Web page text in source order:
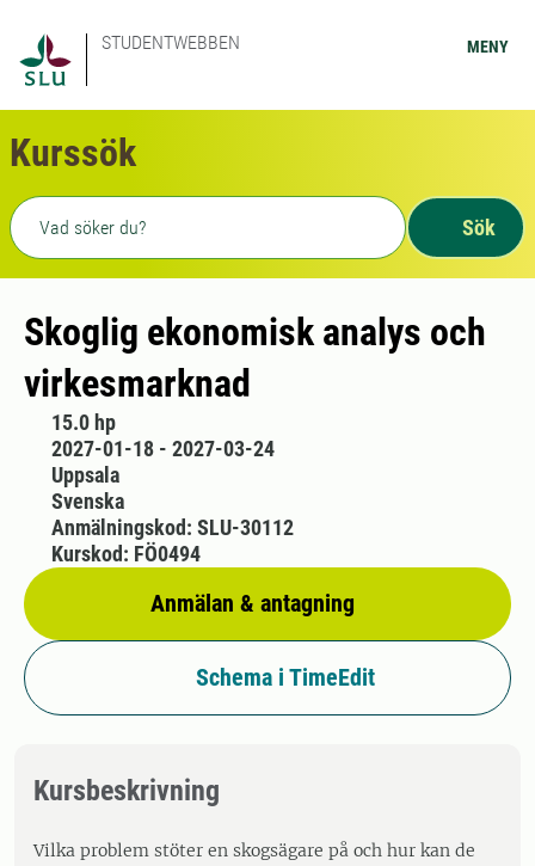
STUDENTWEBBEN MENY
Kurssök
Fritext sökning
Sök
Skoglig ekonomisk analys och
virkesmarknad
15.0 hp
2027-01-18 - 2027-03-24
Uppsala
Svenska
Anmälan & antagning
Anmälningskod: SLU-30112
Kurskod: FÖ0494
Schema i TimeEdit
Kursbeskrivning
Vilka problem stöter en skogsägare på och hur kan de